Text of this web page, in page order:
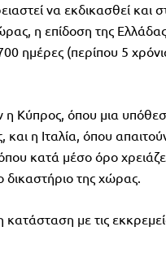
να εκδικασθεί και
η επίδοση της Ελλάδας
ημέρες (περίπου 5
η Κύπρος, όπου μια
η Ιταλία, όπου
κατά μέσο όρο
της χώρας.
με τις